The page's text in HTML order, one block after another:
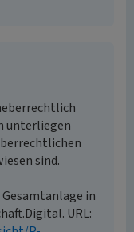
unterliegen
sind.
in
URL: